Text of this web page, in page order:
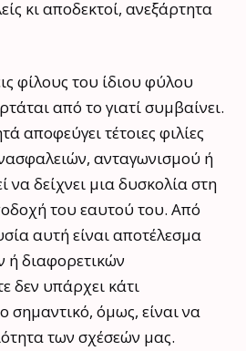
κι αποδεκτοί, ανεξάρτητα
φίλους του ίδιου φύλου
από το γιατί συμβαίνει.
αποφεύγει τέτοιες φιλίες
ανταγωνισμού ή
δείχνει μια δυσκολία στη
του εαυτού του. Από
αυτή είναι αποτέλεσμα
ή διαφορετικών
δεν υπάρχει κάτι
σημαντικό, όμως, είναι να
των σχέσεών μας.